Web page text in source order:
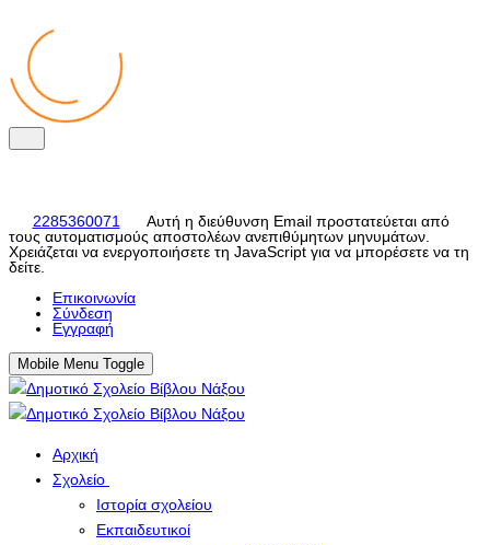
2285360071
Αυτή η διεύθυνση Email προστατεύεται από
τους αυτοματισμούς αποστολέων ανεπιθύμητων μηνυμάτων.
Χρειάζεται να ενεργοποιήσετε τη JavaScript για να μπορέσετε να τη
δείτε.
Eπικοινωνία
Σύνδεση
Εγγραφή
Mobile Menu Toggle
Αρχική
Σχολείο
Ιστορία σχολείου
Εκπαιδευτικοί